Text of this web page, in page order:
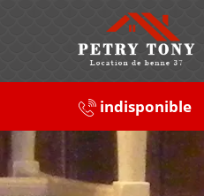
indisponible